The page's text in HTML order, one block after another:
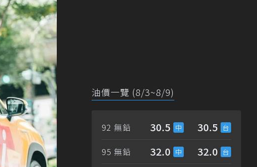
油價一覽 (8/3~8/9)
92 無鉛 30.5 30.5
95 無鉛 32.0 32.0